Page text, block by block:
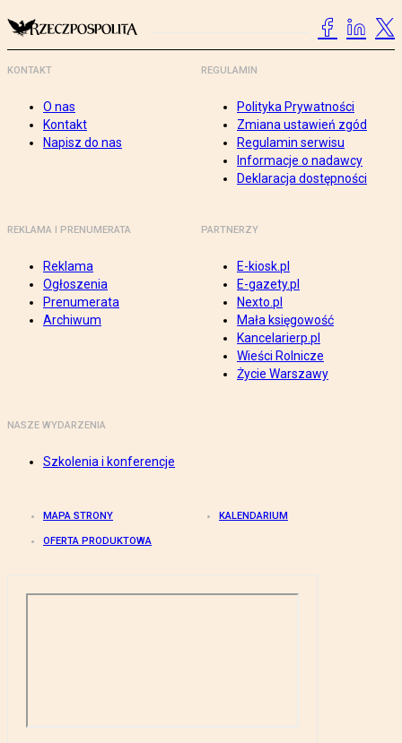
KONTAKT
O nas
Kontakt
Napisz do nas
REGULAMIN
Polityka Prywatności
Zmiana ustawień zgód
Regulamin serwisu
Informacje o nadawcy
Deklaracja dostępności
REKLAMA I PRENUMERATA
Reklama
Ogłoszenia
Prenumerata
Archiwum
PARTNERZY
E-kiosk.pl
E-gazety.pl
Nexto.pl
Mała księgowość
Kancelarierp.pl
Wieści Rolnicze
Życie Warszawy
NASZE WYDARZENIA
Szkolenia i konferencje
MAPA STRONY KALENDARIUM
OFERTA PRODUKTOWA